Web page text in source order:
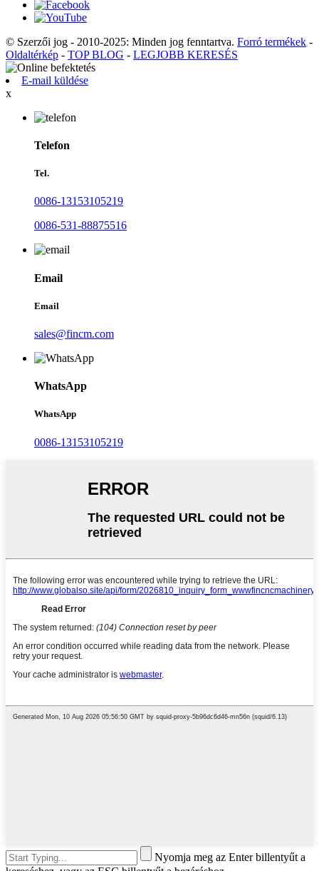
© Szerzői jog - 2010-2025: Minden jog fenntartva. Forró termékek -
Oldaltérkép - TOP BLOG - LEGJOBB KERESÉS
E-mail küldése
x
Telefon
Tel.
0086-13153105219
0086-531-88875516
Email
Email
sales@fincm.com
WhatsApp
WhatsApp
0086-13153105219
Nyomja meg az Enter billentyűt a